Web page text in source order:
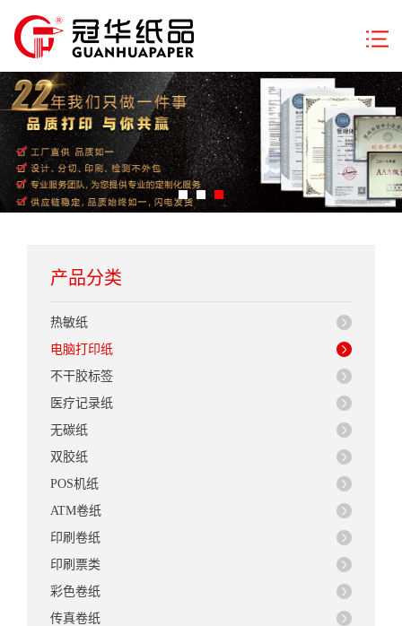
产品分类
热敏纸
电脑打印纸
不干胶标签
医疗记录纸
无碳纸
双胶纸
POS机纸
ATM卷纸
印刷卷纸
印刷票类
彩色卷纸
传真卷纸